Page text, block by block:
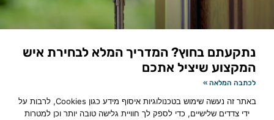
נתקעתם בחוץ? המדריך המלא לבחירת איש
המקצוע שיציל אתכם
לכתבה המלאה »
באתר זה נעשה שימוש בטכנולוגיות איסוף מידע כגון Cookies, לרבות על
ידי צדדים שלישיים, כדי לספק לך חוויית גלישה טובה יותר וכן למטרות